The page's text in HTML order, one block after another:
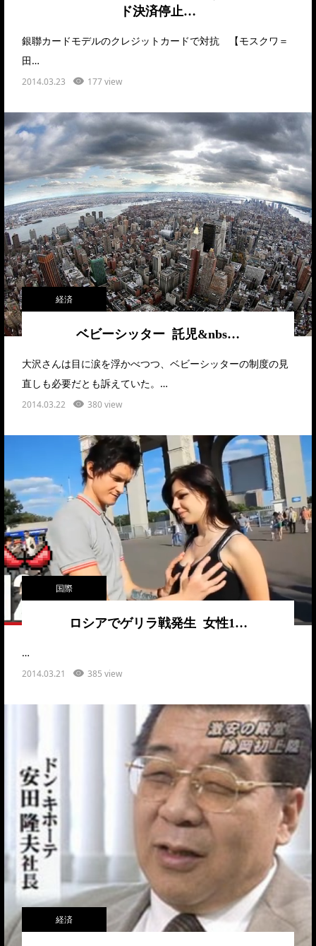
ド決済停止…
銀聯カードモデルのクレジットカードで対抗 【モスクワ＝
田…
2014.03.23 177 view
経済
ベビーシッター 託児&nbs…
大沢さんは目に涙を浮かべつつ、ベビーシッターの制度の見
直しも必要だとも訴えていた。…
2014.03.22 380 view
国際
ロシアでゲリラ戦発生 女性1…
…
2014.03.21 385 view
経済